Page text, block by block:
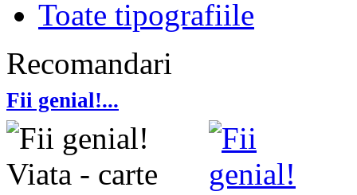
Toate tipografiile
Recomandari
Fii genial!...